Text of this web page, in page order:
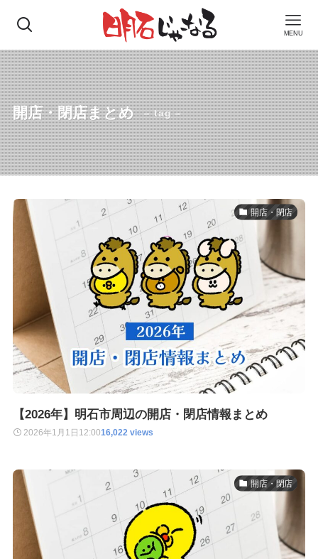
MENU
開店・閉店まとめ – tag –
開店・閉店
【2026年】明石市周辺の開店・閉店情報まとめ
2026年1月1日 12:0016,022 views
開店・閉店